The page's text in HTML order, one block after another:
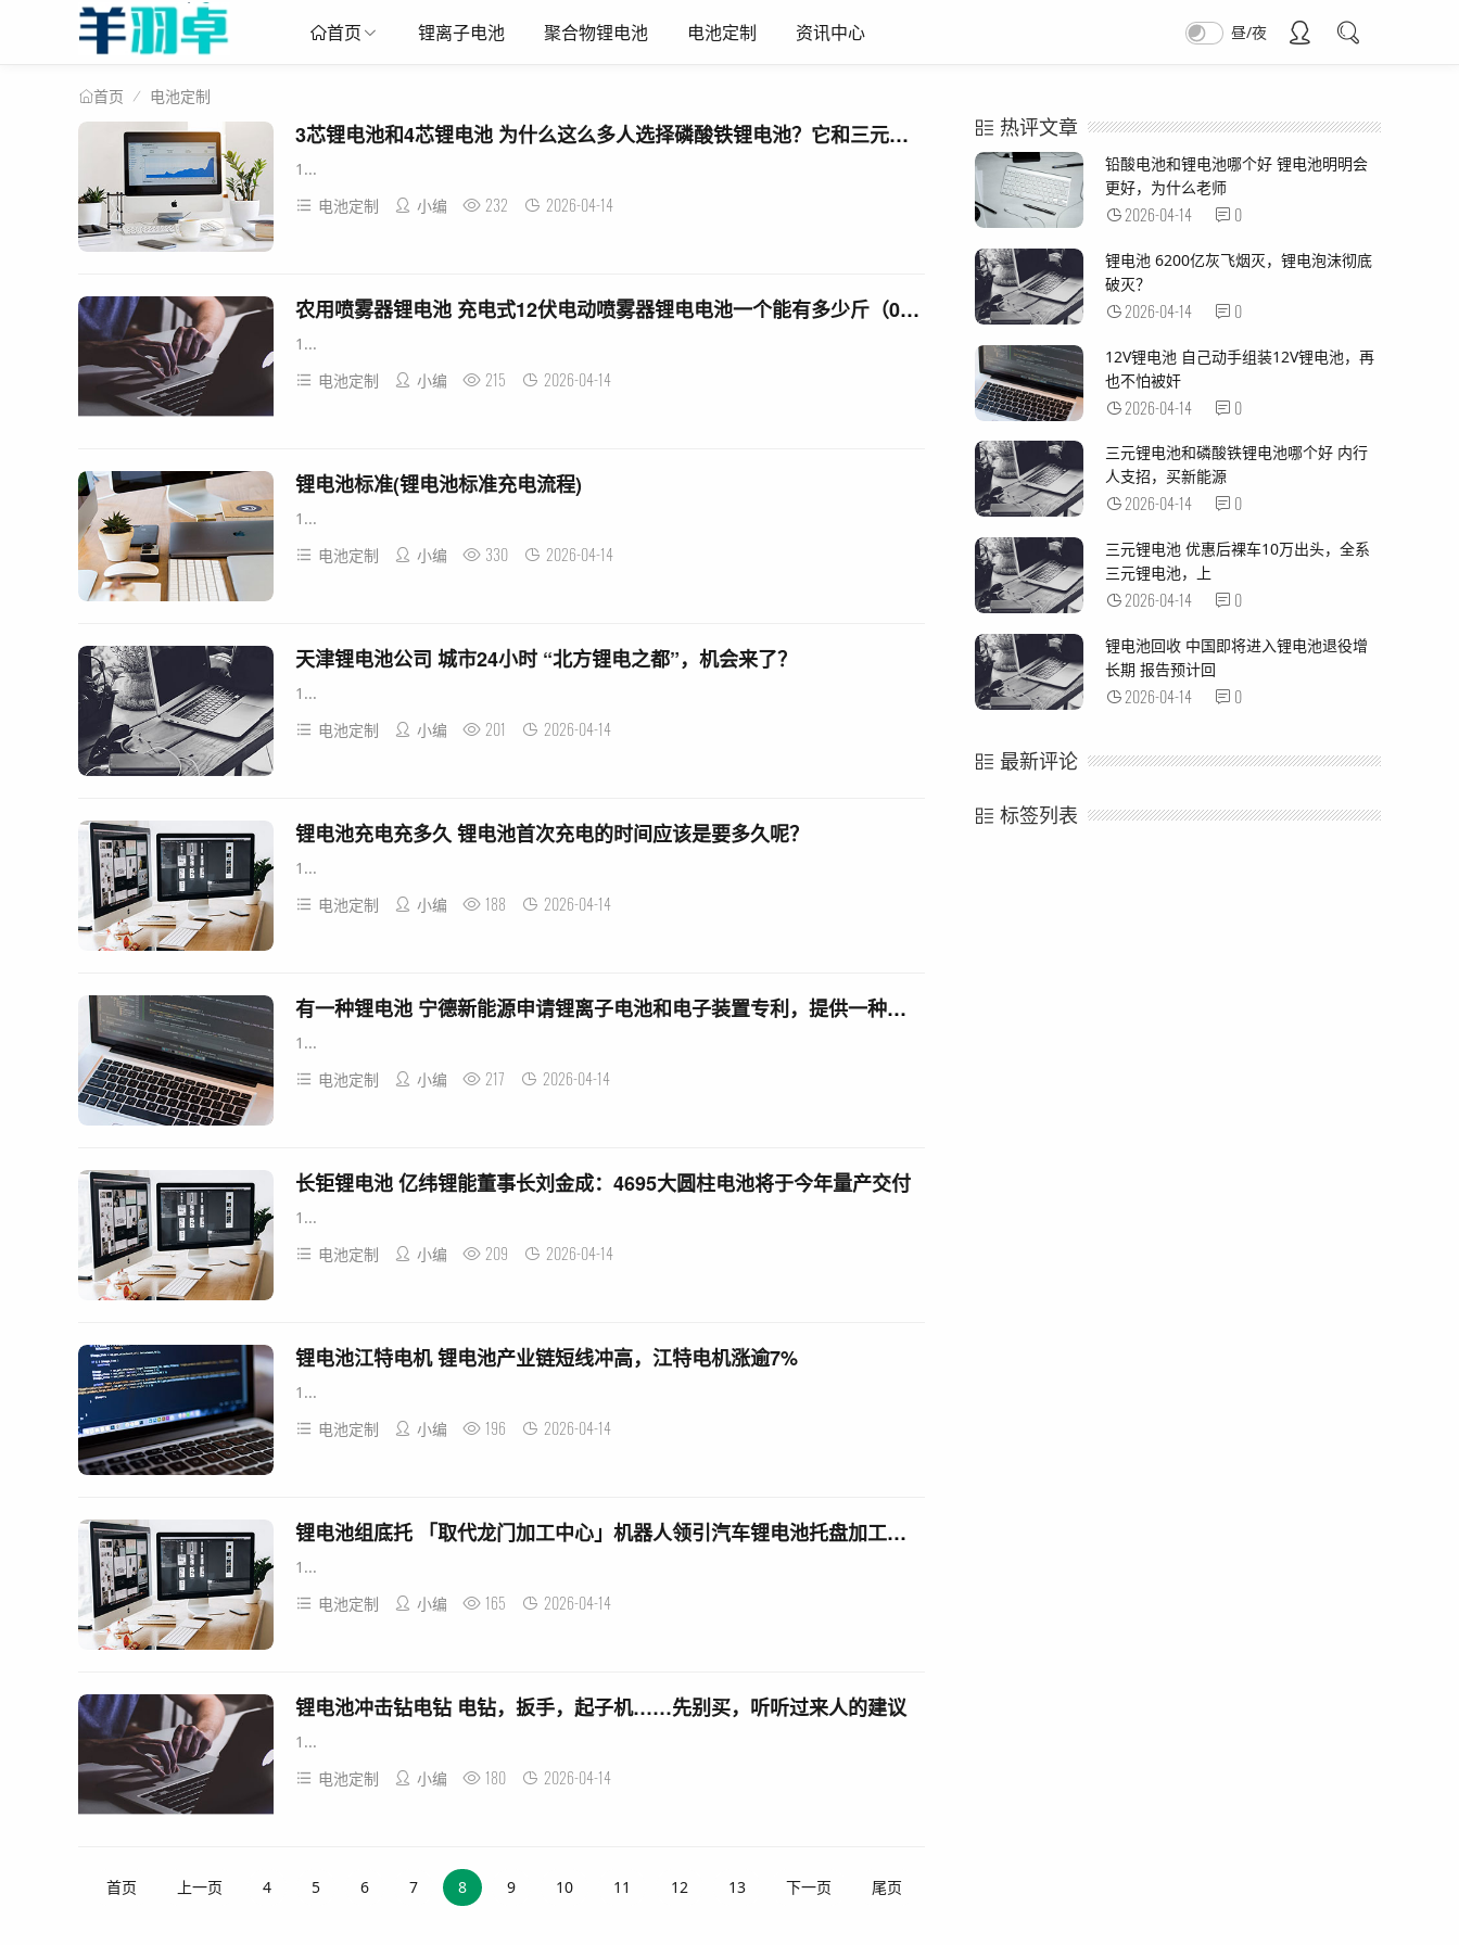
首页 锂离子电池 聚合物锂电池 电池定制 资讯中心 昼/夜
首页 电池定制
3芯锂电池和4芯锂电池 为什么这么多人选择磷酸铁锂电池？它和三元锂的差距在这里
1...
电池定制
小编 232 2026-04-14
农用喷雾器锂电池 充电式12伏电动喷雾器锂电电池一个能有多少斤（076市斤，⑥）
1...
电池定制
小编 215 2026-04-14
锂电池标准(锂电池标准充电流程)
1...
电池定制
小编 330 2026-04-14
天津锂电池公司 城市24小时 “北方锂电之都”，机会来了？
1...
电池定制
小编 201 2026-04-14
锂电池充电充多久 锂电池首次充电的时间应该是要多久呢？
1...
电池定制
小编 188 2026-04-14
有一种锂电池 宁德新能源申请锂离子电池和电子装置专利，提供一种锂离子电池，其包括：正极，负极和电解液
1...
电池定制
小编 217 2026-04-14
长钜锂电池 亿纬锂能董事长刘金成：4695大圆柱电池将于今年量产交付
1...
电池定制
小编 209 2026-04-14
锂电池江特电机 锂电池产业链短线冲高，江特电机涨逾7%
1...
电池定制
小编 196 2026-04-14
锂电池组底托 「取代龙门加工中心」机器人领引汽车锂电池托盘加工新趋势
1...
电池定制
小编 165 2026-04-14
锂电池冲击钻电钻 电钻，扳手，起子机……先别买，听听过来人的建议
1...
电池定制
小编 180 2026-04-14
首页 上一页 4 5 6 7 8 9 10 11 12 13 下一页 尾页
热评文章
铅酸电池和锂电池哪个好 锂电池明明会
更好，为什么老师
2026-04-14 0
锂电池 6200亿灰飞烟灭，锂电泡沫彻底
破灭？
2026-04-14 0
12V锂电池 自己动手组装12V锂电池，再
也不怕被奸
2026-04-14 0
三元锂电池和磷酸铁锂电池哪个好 内行
人支招，买新能源
2026-04-14 0
三元锂电池 优惠后裸车10万出头，全系
三元锂电池，上
2026-04-14 0
锂电池回收 中国即将进入锂电池退役增
长期 报告预计回
2026-04-14 0
最新评论
标签列表